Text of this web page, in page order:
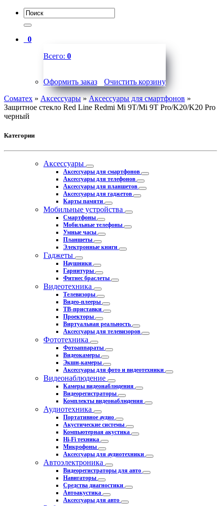
0
Всего: 0
Оформить заказ
Очистить корзину
Соматех » Аксессуары»Аксессуары для смартфонов »
Защитное стекло Red Line Redmi Mi 9T/Mi 9T Pro/K20/K20 Pro
черный
Категории
Аксессуары
Аксессуары для смартфонов
Аксессуары для телефонов
Аксессуары для планшетов
Аксессуары для гаджетов
Карты памяти
Мобильные устройства
Смартфоны
Мобильные телефоны
Умные часы
Планшеты
Электронные книги
Гаджеты
Наушники
Гарнитуры
Фитнес браслеты
Видеотехника
Телевизоры
Видео-плееры
ТВ-приставки
Проекторы
Виртуальная реальность
Аксессуары для телевизоров
Фототехника
Фотоаппараты
Видеокамеры
Экшн-камеры
Аксессуары для фото и видеотехники
Видеонаблюдение
Камеры видеонаблюдения
Видеорегистраторы
Комплекты видеонаблюдения
Аудиотехника
Портативное аудио
Акустические системы
Компьютерная акустика
Hi-Fi техника
Микрофоны
Аксессуары для аудиотехники
Автоэлектроника
Видеорегистраторы для авто
Навигаторы
Средства диагностики
Автоакустика
Аксессуары для авто